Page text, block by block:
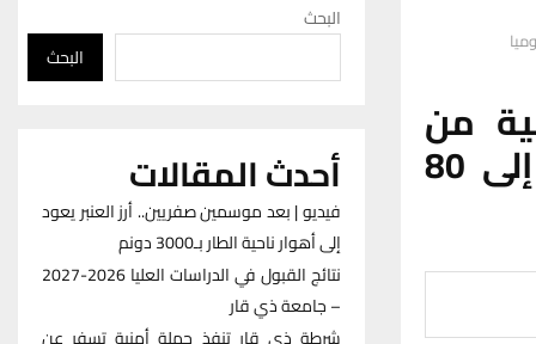
من
مشروع تطوير حقل الناصرية: إنتاج يصل إلى 80
البحث
البحث
أحدث المقالات
فيديو | بعد موسمين صفريين.. أرز العنبر يعود
إلى أهوار ناحية الطار بـ3000 دونم
نتائج القبول في الدراسات العليا 2026-2027
– جامعة ذي قار